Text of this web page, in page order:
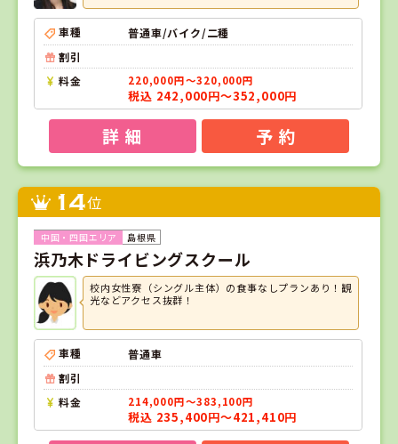
車種
普通車/バイク/二種
割引
料金
220,000円～320,000円
税込 242,000円～352,000円
詳 細 予 約
14位
島根県
浜乃木ドライビングスクール
校内女性寮（シングル主体）の食事なしプランあり！観
光などアクセス抜群！
車種
普通車
割引
料金
214,000円～383,100円
税込 235,400円～421,410円